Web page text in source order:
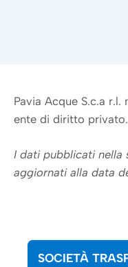
Pavia Acque S.c.a
ente di diritto privato.
I dati pubblicati nella
aggiornati alla data
SOCIETÀ